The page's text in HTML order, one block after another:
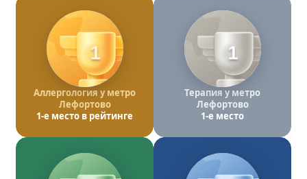
1
Аллергология у метро
Лефортово
1-е место в рейтинге
1
Терапия у метро
Лефортово
1-е место